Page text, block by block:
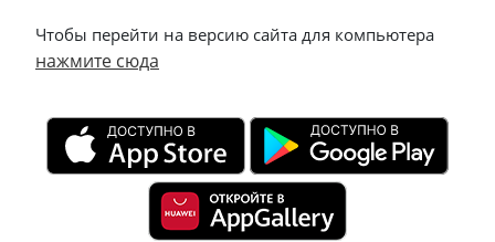
Чтобы перейти на версию сайта для компьютера
нажмите сюда